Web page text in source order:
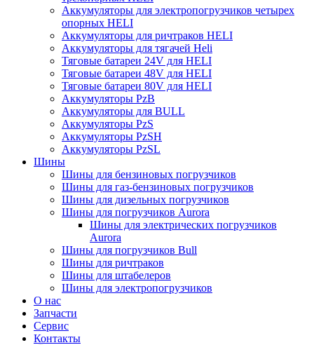
Аккумуляторы для электропогрузчиков четырех
опорных HELI
Аккумуляторы для ричтраков HELI
Аккумуляторы для тягачей Heli
Тяговые батареи 24V для HELI
Тяговые батареи 48V для HELI
Тяговые батареи 80V для HELI
Аккумуляторы PzB
Аккумуляторы для BULL
Аккумуляторы PzS
Аккумуляторы PzSH
Аккумуляторы PzSL
Шины
Шины для бензиновых погрузчиков
Шины для газ-бензиновых погрузчиков
Шины для дизельных погрузчиков
Шины для погрузчиков Aurora
Шины для электрических погрузчиков
Aurora
Шины для погрузчиков Bull
Шины для ричтраков
Шины для штабелеров
Шины для электропогрузчиков
О нас
Запчасти
Сервис
Контакты